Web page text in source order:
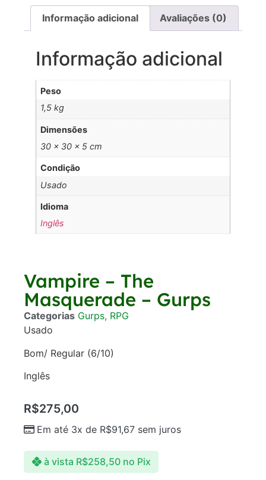
Informação adicional Avaliações (0)
Informação adicional
Peso
1,5 kg
Dimensões
30 × 30 × 5 cm
Condição
Usado
Idioma
Inglês
Vampire – The
Masquerade – Gurps
Categorias Gurps, RPG
Usado
Bom/ Regular (6/10)
Inglês
R$275,00
Em até 3x de R$91,67 sem juros
à vista R$258,50 no Pix